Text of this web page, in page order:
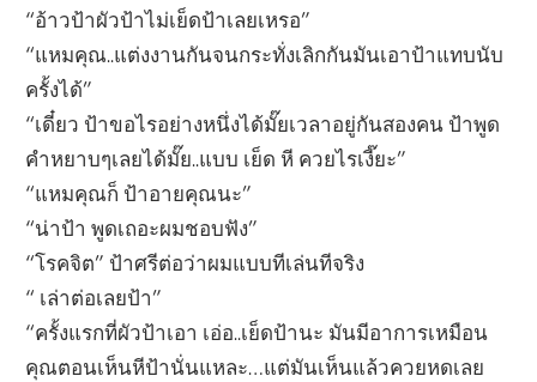
“อ้าวป้าผัวป้าไม่เย็ดป้าเลยเหรอ”
“แหมคุณ..แต่งงานกันจนกระทั่งเลิกกันมันเอาป้าแทบนับ
ครั้งได้”
“เดี๋ยว ป้าขอไรอย่างหนึ่งได้มั๊ยเวลาอยู่กันสองคน ป้าพูด
คำหยาบๆเลยได้มั๊ย..แบบ เย็ด หี ควยไรเงี๊ยะ”
“แหมคุณก็ ป้าอายคุณนะ”
“น่าป้า พูดเถอะผมชอบฟัง”
“โรคจิต” ป้าศรีต่อว่าผมแบบทีเล่นทีจริง
“ เล่าต่อเลยป้า”
“ครั้งแรกที่ผัวป้าเอา เอ่อ..เย็ดป้านะ มันมีอาการเหมือน
คุณตอนเห็นหีป้านั่นแหละ…แต่มันเห็นแล้วควยหดเลย